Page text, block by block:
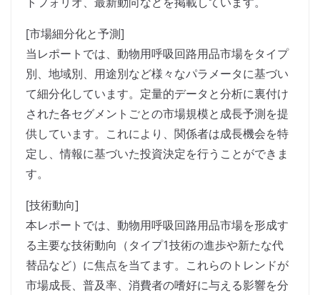
[市場細分化と予測]
当レポートでは、動物用呼吸回路用品市場をタイプ
別、地域別、用途別など様々なパラメータに基づい
て細分化しています。定量的データと分析に裏付け
された各セグメントごとの市場規模と成長予測を提
供しています。これにより、関係者は成長機会を特
定し、情報に基づいた投資決定を行うことができま
す。
[技術動向]
本レポートでは、動物用呼吸回路用品市場を形成す
る主要な技術動向（タイプ1技術の進歩や新たな代
替品など）に焦点を当てます。これらのトレンドが
市場成長、普及率、消費者の嗜好に与える影響を分